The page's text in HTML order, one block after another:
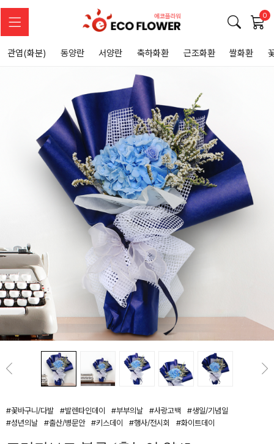
0
관엽(화분) 동양란 서양란 축하화환 근조화환 쌀화환
#꽃바구니/다발 #발렌타인데이 #부부의날 #사랑고백
#생일/기념일
#성년의날
#출산/병문안 #키스데이 #행사/전시회 #화이트데이